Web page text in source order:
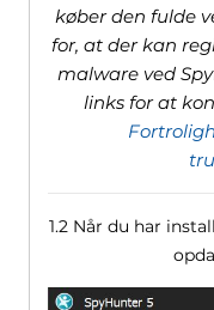
køber den fulde
for, at der kan
malware ved
links for at
1.2 Når du har